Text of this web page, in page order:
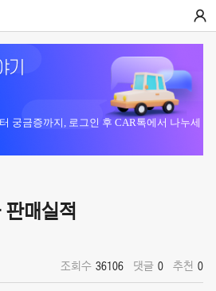
궁금증까지, 로그인 후 CAR톡에서 나누세
매실적
조회수 36106 댓글 0 추천 0